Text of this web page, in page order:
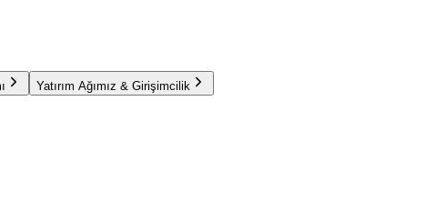
Yatırım Ağımız & Girişimcilik